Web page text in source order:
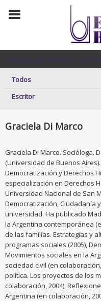
GRACIELA DI MARCO –
Todos
Escritor
Graciela Di Marco
Graciela Di Marco. Socióloga.
(Universidad de Buenos
Democratización y Derechos
especialización en Derechos
Universidad Nacional de San
Democratización, Ciudadanía
universidad. Ha publicado
la Argentina contemporánea
de las familias. Estrategias y
programas sociales (2005),
Movimientos sociales en la
sociedad civil (en
política. Los proyectos de los
colaboración, 2004),
Argentina (en colaboración,